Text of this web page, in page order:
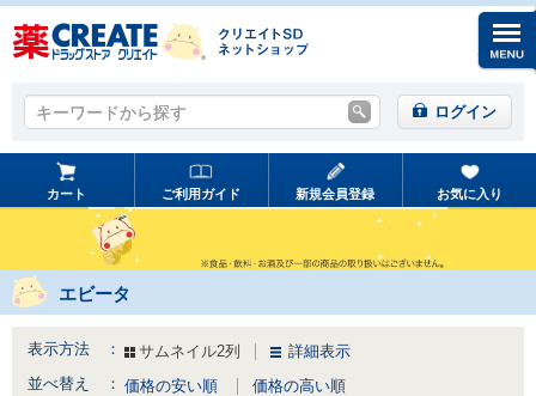
キーワードから探す
キーワードから探す ログイン
カート ご利用ガイド 新規会員登録 お気に入り
エビータ
表示方法 ： サムネイル2列
詳細表示
並べ替え ： 価格の安い順 価格の高い順